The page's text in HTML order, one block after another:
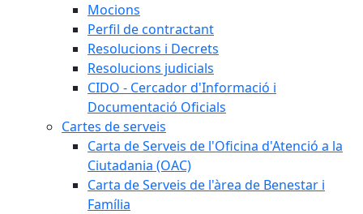
Mocions
Perfil de contractant
Resolucions i Decrets
Resolucions judicials
CIDO - Cercador d'Informació i
Documentació Oficials
Cartes de serveis
Carta de Serveis de l'Oficina d'Atenció a la
Ciutadania (OAC)
Carta de Serveis de l'àrea de Benestar i
Família